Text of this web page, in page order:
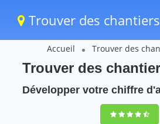
Trouver des chantiers
Accueil Trouver des
Trouver des
Développer votre chiffre